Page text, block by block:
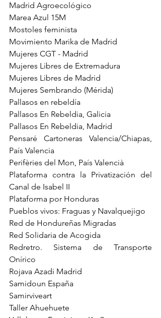
Madrid Agroecológico
Marea Azul 15M
Mostoles feminista
Movimiento Marika de Madrid
Mujeres CGT - Madrid
Mujeres Libres de Extremadura
Mujeres Libres de Madrid
Mujeres Sembrando (Mérida)
Pallasos en rebeldía
Pallasos En Rebeldia, Galicia
Pallasos En Rebeldia, Madrid
Pensaré Cartoneras Valencia/Chiapas,
País Valencia
Perifèries del Mon, País Valencià
Plataforma contra la Privatización del
Canal de Isabel II
Plataforma por Honduras
Pueblos vivos: Fraguas y Navalquejigo
Red de Hondureñas Migradas
Red Solidaria de Acogida
Redretro. Sistema de Transporte
Onírico
Rojava Azadi Madrid
Samidoun España
Samirviveart
Taller Ahuehuete